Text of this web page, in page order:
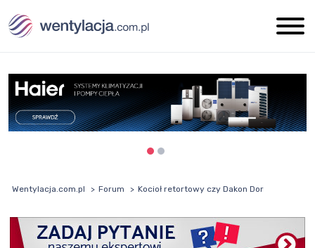
Wentylacja.com.pl Forum Kocioł retortowy czy Dakon Dor